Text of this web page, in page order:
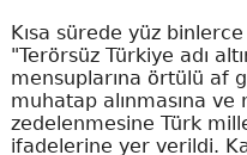
Kısa sürede yüz
"Terörsüz Türkiye adı
mensuplarına örtülü af
muhatap alınmasına
zedelenmesine Türk
ifadelerine yer verildi.